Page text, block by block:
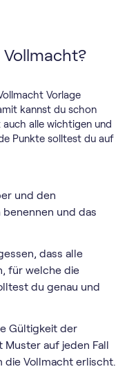
Vollmacht?
Vorlage
kannst du schon
alle wichtigen und
Punkte solltest du auf
und den
und das
dass alle
für welche die
du genau und
Gültigkeit der
Muster auf jeden Fall
die Vollmacht erlischt.